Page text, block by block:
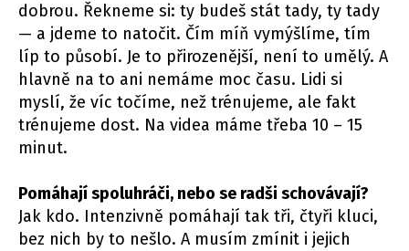
dobrou. Řekneme si: ty budeš stát tady, ty tady
— a jdeme to natočit. Čím míň vymýšlíme, tím
líp to působí. Je to přirozenější, není to umělý. A
hlavně na to ani nemáme moc času. Lidi si
myslí, že víc točíme, než trénujeme, ale fakt
trénujeme dost. Na videa máme třeba 10 – 15
minut.
Pomáhají spoluhráči, nebo se radši schovávají?
Jak kdo. Intenzivně pomáhají tak tři, čtyři kluci,
bez nich by to nešlo. A musím zmínit i jejich